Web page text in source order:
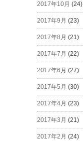
2017年10月 (24)
2017年9月 (23)
2017年8月 (21)
2017年7月 (22)
2017年6月 (27)
2017年5月 (30)
2017年4月 (23)
2017年3月 (21)
2017年2月 (24)